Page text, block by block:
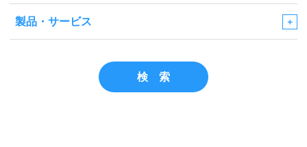
製品・サービス
検 索